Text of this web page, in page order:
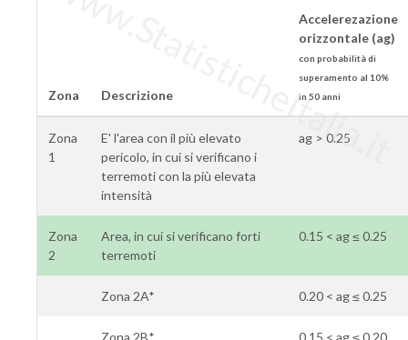
Zona Descrizione
Accelerezazione
orizzontale (ag)
con probabilità di
superamento al 10%
in 50 anni
Zona
1
E' l'area con il più elevato
pericolo, in cui si verificano i
terremoti con la più elevata
intensità
ag > 0.25
Zona
2
Area, in cui si verificano forti
terremoti
0.15 < ag ≤ 0.25
Zona 2A* 0.20 < ag ≤ 0.25
Zona 2B* 0.15 < ag ≤ 0.20
www.StatisticheItalia.it